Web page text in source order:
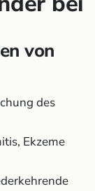
von
des
Ekzeme